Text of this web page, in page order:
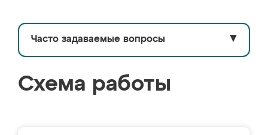
Часто задаваемые вопросы ▼
Схема работы